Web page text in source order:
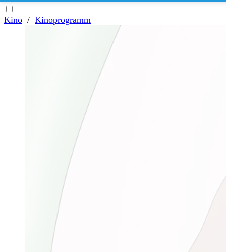
Kino / Kinoprogramm